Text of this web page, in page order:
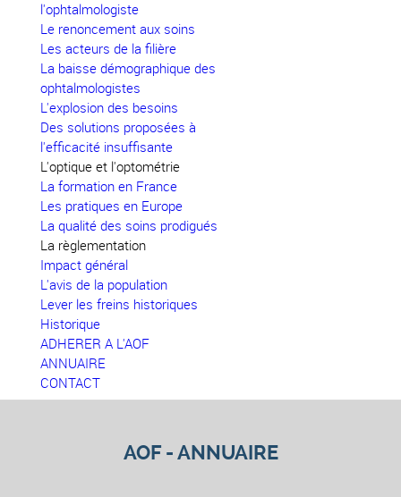
l'ophtalmologiste
Le renoncement aux soins
Les acteurs de la filière
La baisse démographique des
ophtalmologistes
L'explosion des besoins
Des solutions proposées à
l'efficacité insuffisante
L'optique et l'optométrie
La formation en France
Les pratiques en Europe
La qualité des soins prodigués
La règlementation
Impact général
L'avis de la population
Lever les freins historiques
Historique
ADHERER A L'AOF
ANNUAIRE
CONTACT
AOF -ANNUAIRE